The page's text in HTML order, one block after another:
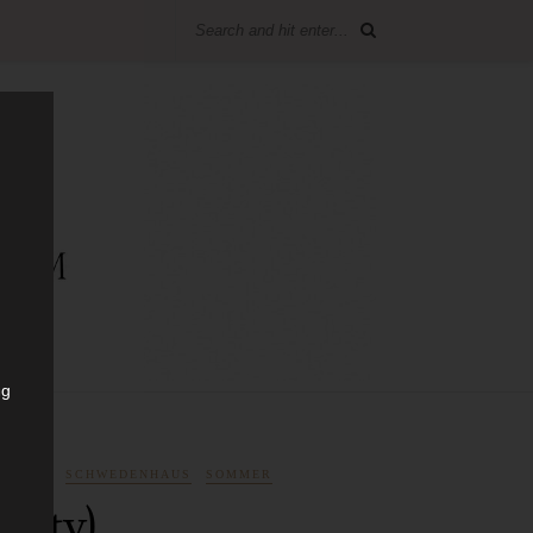
SCHWEDENHAUS SOMMER